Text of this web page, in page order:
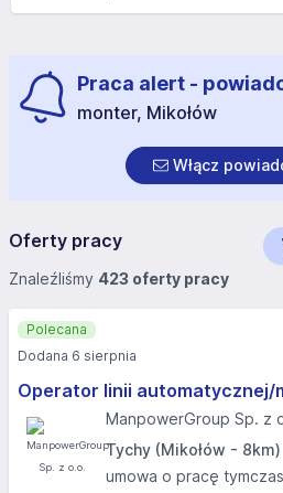
Praca alert -
monter, Mikołów
Włącz
Oferty pracy
Znaleźliśmy 423 oferty pracy
Operator linii automatycznej/
ManpowerGroup Sp. z
Tychy (Mikołów - 8km)
umowa o pracę
Polecana
Dodana 6 sierpnia